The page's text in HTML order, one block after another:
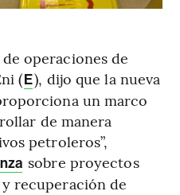
operaciones de
(E), dijo que la nueva
un marco
de manera
petroleros”,
sobre proyectos
recuperación de